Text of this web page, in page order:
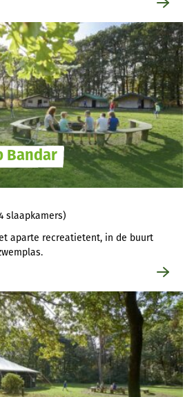
Bandar
slaapkamers)
aparte recreatietent, in de buurt